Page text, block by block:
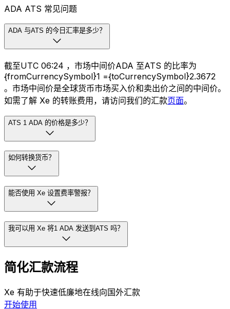
ADA ATS 常见问题
ADA 与ATS 的今日汇率是多少？
截至UTC 06:24 ，市场中间价ADA 至ATS 的比率为
{fromCurrencySymbol}1 ={toCurrencySymbol}2.3672
。市场中间价是全球货币市场买入价和卖出价之间的中间价。
如需了解 Xe 的转账费用，请访问我们的汇款页面。
ATS 1 ADA 的价格是多少？
如何转换货币？
能否使用 Xe 设置费率警报？
我可以用 Xe 将1 ADA 发送到ATS 吗？
简化汇款流程
Xe 有助于快速低廉地在线向国外汇款
开始使用